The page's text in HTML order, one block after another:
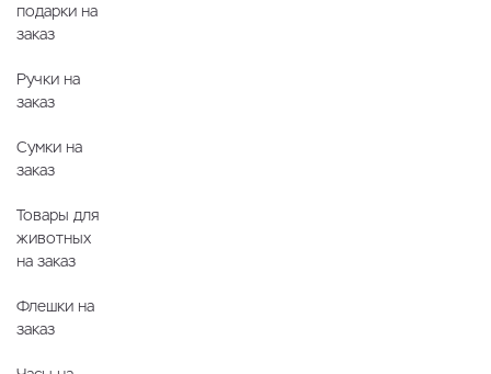
подарки на
заказ
Ручки на
заказ
Сумки на
заказ
Товары для
животных
на заказ
Флешки на
заказ